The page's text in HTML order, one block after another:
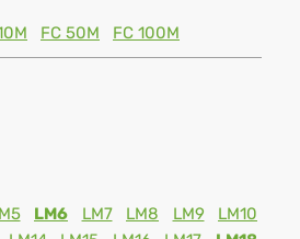
FC 50M FC 100M
LM6 LM7 LM8 LM9
LM10